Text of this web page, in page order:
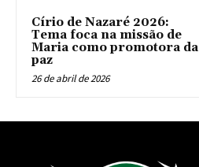
Círio de Nazaré 2026:
Tema foca na missão de
Maria como promotora da
paz
26 de abril de 2026